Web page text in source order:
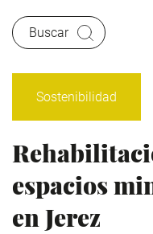
Buscar
Sostenibilidad
espacios
en Jerez